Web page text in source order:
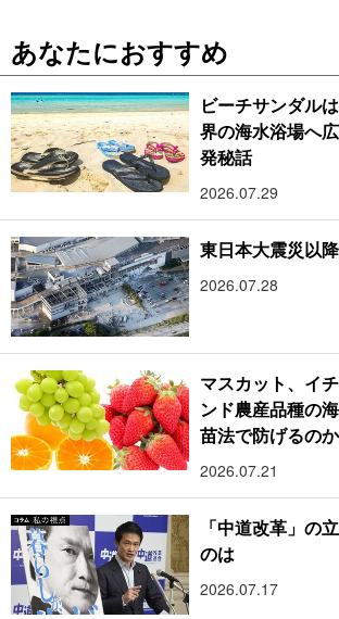
あなたにおすすめ
ビーチサンダル
界の海水浴場へ
発秘話
2026.07.29
東日本大震災以
2026.07.28
マスカット、イ
ンド農産品種の
苗法で防げるのか
2026.07.21
「中道改革」の
のは
2026.07.17